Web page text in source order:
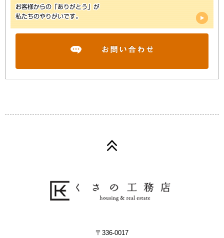
〒336-0017